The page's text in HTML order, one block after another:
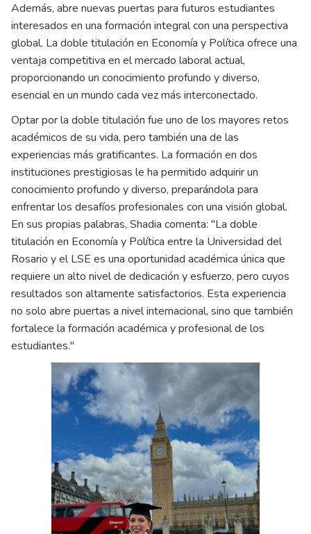
Además, abre nuevas puertas para futuros estudiantes
interesados en una formación integral con una perspectiva
global. La doble titulación en Economía y Política ofrece una
ventaja competitiva en el mercado laboral actual,
proporcionando un conocimiento profundo y diverso,
esencial en un mundo cada vez más interconectado.
Optar por la doble titulación fue uno de los mayores retos
académicos de su vida, pero también una de las
experiencias más gratificantes. La formación en dos
instituciones prestigiosas le ha permitido adquirir un
conocimiento profundo y diverso, preparándola para
enfrentar los desafíos profesionales con una visión global.
En sus propias palabras, Shadia comenta: "La doble
titulación en Economía y Política entre la Universidad del
Rosario y el LSE es una oportunidad académica única que
requiere un alto nivel de dedicación y esfuerzo, pero cuyos
resultados son altamente satisfactorios. Esta experiencia
no solo abre puertas a nivel internacional, sino que también
fortalece la formación académica y profesional de los
estudiantes."